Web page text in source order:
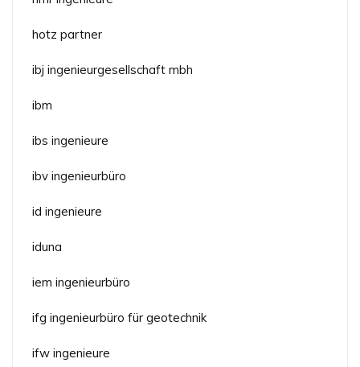
hotz partner
ibj ingenieurgesellschaft mbh
ibm
ibs ingenieure
ibv ingenieurbüro
id ingenieure
iduna
iem ingenieurbüro
ifg ingenieurbüro für geotechnik
ifw ingenieure